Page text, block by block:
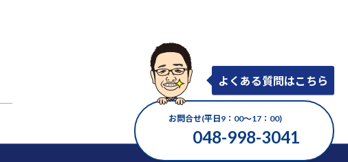
よくある質問はこちら
お問合せ(平日9：00～17：00)
048-998-3041